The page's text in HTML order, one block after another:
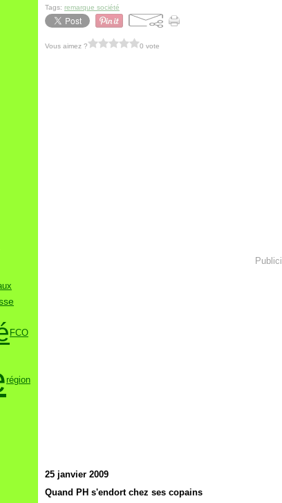
FCO
région
Tags: remarque société
Vous aimez ? 0 vote
25 janvier 2009
Quand PH s'endort chez ses copains